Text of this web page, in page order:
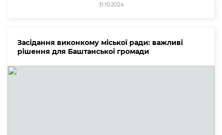
31.10.2024
Засідання виконкому міської ради: важливі
рішення для Баштанської громади